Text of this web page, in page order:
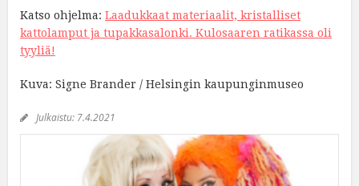
Katso ohjelma: Laadukkaat materiaalit, kristalliset
kattolamput ja tupakkasalonki. Kulosaaren ratikassa oli
tyyliä!
Kuva: Signe Brander / Helsingin kaupunginmuseo
 Julkaistu: 7.4.2021